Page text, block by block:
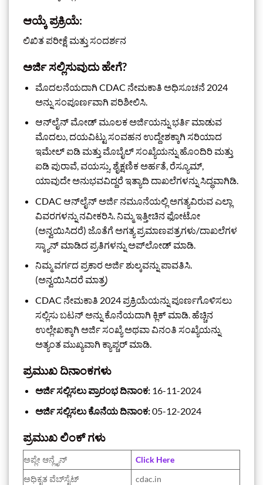
ಆಯ್ಕೆ ಪ್ರಕ್ರಿಯೆ:
ಲಿಖಿತ ಪರೀಕ್ಷೆ ಮತ್ತು ಸಂದರ್ಶನ
ಅರ್ಜಿ ಸಲ್ಲಿಸುವುದು ಹೇಗೆ?
ಮೊದಲನೆಯದಾಗಿ CDAC ನೇಮಕಾತಿ ಅಧಿಸೂಚನೆ 2024
ಅನ್ನು ಸಂಪೂರ್ಣವಾಗಿ ಪರಿಶೀಲಿಸಿ.
ಆನ್‌ಲೈನ್ ಮೋಡ್ ಮೂಲಕ ಅರ್ಜಿಯನ್ನು ಭರ್ತಿ ಮಾಡುವ
ಮೊದಲು, ದಯವಿಟ್ಟು ಸಂವಹನ ಉದ್ದೇಶಕ್ಕಾಗಿ ಸರಿಯಾದ
ಇಮೇಲ್ ಐಡಿ ಮತ್ತು ಮೊಬೈಲ್ ಸಂಖ್ಯೆಯನ್ನು ಹೊಂದಿರಿ ಮತ್ತು
ಐಡಿ ಪುರಾವೆ, ವಯಸ್ಸು, ಶೈಕ್ಷಣಿಕ ಅರ್ಹತೆ, ರೆಸ್ಯೂಮ್,
ಯಾವುದೇ ಅನುಭವವಿದ್ದರೆ ಇತ್ಯಾದಿ ದಾಖಲೆಗಳನ್ನು ಸಿದ್ಧವಾಗಿಡಿ.
CDAC ಆನ್‌ಲೈನ್ ಅರ್ಜಿ ನಮೂನೆಯಲ್ಲಿ ಅಗತ್ಯವಿರುವ ಎಲ್ಲಾ
ವಿವರಗಳನ್ನು ನವೀಕರಿಸಿ. ನಿಮ್ಮ ಇತ್ತೀಚಿನ ಫೋಟೋ
(ಅನ್ವಯಿಸಿದರೆ) ಜೊತೆಗೆ ಅಗತ್ಯ ಪ್ರಮಾಣಪತ್ರಗಳು/ದಾಖಲೆಗಳ
ಸ್ಕ್ಯಾನ್ ಮಾಡಿದ ಪ್ರತಿಗಳನ್ನು ಅಪ್‌ಲೋಡ್ ಮಾಡಿ.
ನಿಮ್ಮ ವರ್ಗದ ಪ್ರಕಾರ ಅರ್ಜಿ ಶುಲ್ಕವನ್ನು ಪಾವತಿಸಿ.
(ಅನ್ವಯಿಸಿದರೆ ಮಾತ್ರ)
CDAC ನೇಮಕಾತಿ 2024 ಪ್ರಕ್ರಿಯೆಯನ್ನು ಪೂರ್ಣಗೊಳಿಸಲು
ಸಲ್ಲಿಸು ಬಟನ್ ಅನ್ನು ಕೊನೆಯದಾಗಿ ಕ್ಲಿಕ್ ಮಾಡಿ. ಹೆಚ್ಚಿನ
ಉಲ್ಲೇಖಕ್ಕಾಗಿ ಅರ್ಜಿ ಸಂಖ್ಯೆ ಅಥವಾ ವಿನಂತಿ ಸಂಖ್ಯೆಯನ್ನು
ಅತ್ಯಂತ ಮುಖ್ಯವಾಗಿ ಕ್ಯಾಪ್ಚರ್ ಮಾಡಿ.
ಪ್ರಮುಖ ದಿನಾಂಕಗಳು
ಅರ್ಜಿ ಸಲ್ಲಿಸಲು ಪ್ರಾರಂಭ ದಿನಾಂಕ:16-11-2024
ಅರ್ಜಿ ಸಲ್ಲಿಸಲು ಕೊನೆಯ ದಿನಾಂಕ:05-12-2024
ಪ್ರಮುಖ ಲಿಂಕ್ ಗಳು‌
ಅಪ್ಲೇ ಆನ್ಲೈನ್‌
Click Here
ಅಧಿಕೃತ ವೆಬ್‌ಸೈಟ್
cdac.in